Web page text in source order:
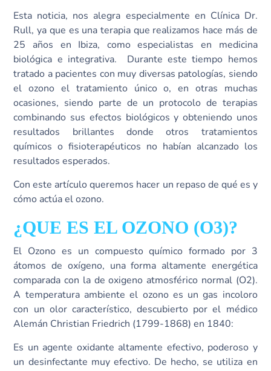
Esta noticia, nos alegra especialmente en Clínica Dr.
Rull, ya que es una terapia que realizamos hace más de
25 años en Ibiza, como especialistas en medicina
biológica e integrativa. Durante este tiempo hemos
tratado a pacientes con muy diversas patologías, siendo
el ozono el tratamiento único o, en otras muchas
ocasiones, siendo parte de un protocolo de terapias
combinando sus efectos biológicos y obteniendo unos
resultados brillantes donde otros tratamientos
químicos o fisioterapéuticos no habían alcanzado los
resultados esperados.
Con este artículo queremos hacer un repaso de qué es y
cómo actúa el ozono.
¿QUE ES EL OZONO (O3)?
El Ozono es un compuesto químico formado por 3
átomos de oxígeno, una forma altamente energética
comparada con la de oxigeno atmosférico normal (O2).
A temperatura ambiente el ozono es un gas incoloro
con un olor característico, descubierto por el médico
Alemán Christian Friedrich (1799-1868) en 1840:
Es un agente oxidante altamente efectivo, poderoso y
un desinfectante muy efectivo. De hecho, se utiliza en